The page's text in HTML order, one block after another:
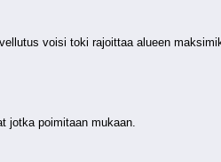
voisi toki rajoittaa alueen
jotka poimitaan mukaan.